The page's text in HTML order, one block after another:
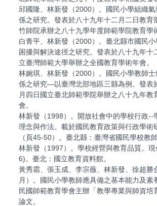
邱國隆、林新發（2000）。國民小學組織
係之研究。發表於八十九年十二月二日教育
竹師院承辦之八十九學年度師範學院教育學
白青平、林新發（2000）。臺北縣市國民
困擾與解決途徑之研究。發表於八十九年十
立臺灣師範大學舉辦之全國教育學術年會。
林婉琪、林新發（2000）。國民小學教師士
係之研究—以臺灣北部地區三縣為例。發表
月四日國立臺北師範學院舉辦之八十九年教
會。
林新發（1998）。開放社會中的學校行政--
理念與作法。載於國民教育政策與行政學術
（頁45-50）。臺北縣：臺灣省國民學校教
林新發（1997）。學校經營與教育品質。
6)。臺北：國立教育資料館。
黃秀霜、張玉成、李宗薇、林新發、徐超勝
月）。國民小學教師應具備之基本能力及素
民國師範教育學會主辦「教學專業與師資培
論文。